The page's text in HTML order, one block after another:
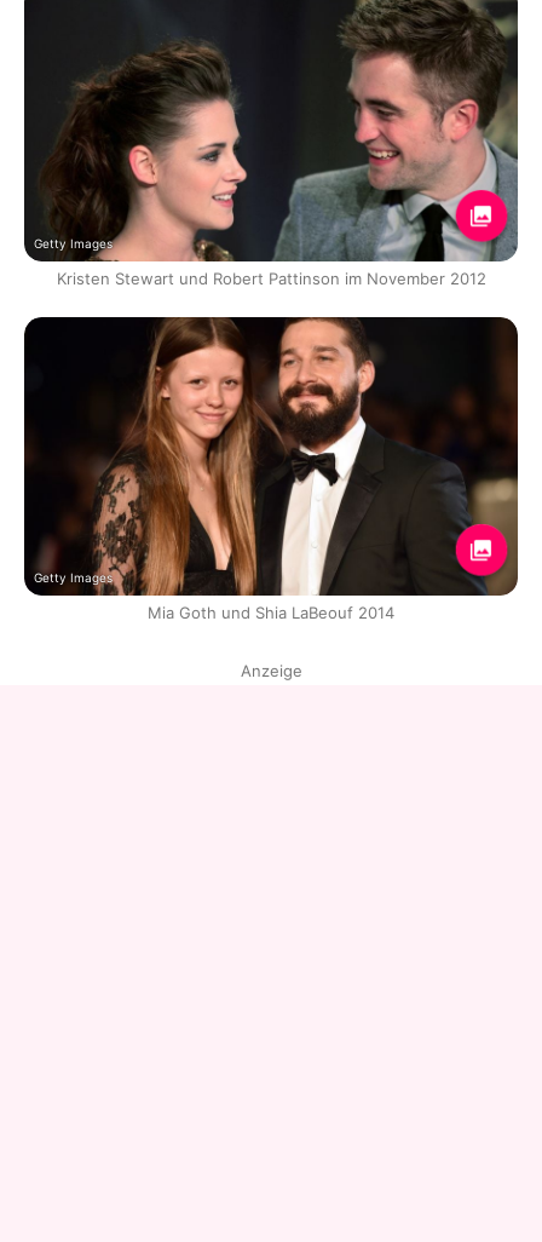
Getty Images
Kristen Stewart und Robert Pattinson im November 2012
Getty Images
Mia Goth und Shia LaBeouf 2014
Anzeige